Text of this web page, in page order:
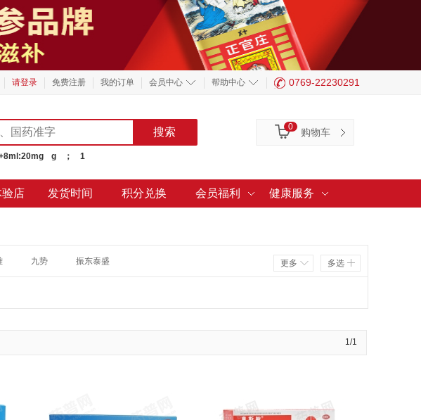
请登录 免费注册 我的订单 会员中心 帮助中心 0769-22230291
g ； 1
购物车
0
店 发货时间 积分兑换 会员福利 健康服务
九势 振东泰盛 多选
更多
1/1